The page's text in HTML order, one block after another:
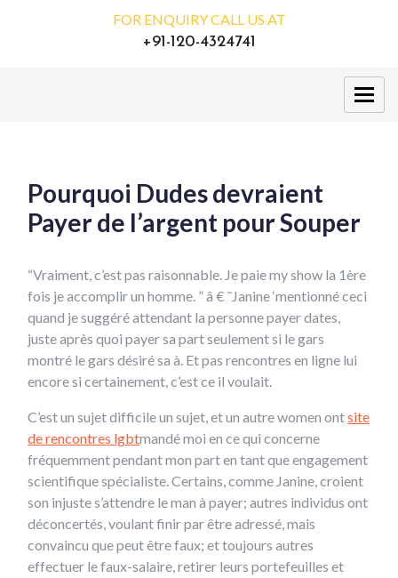
FOR ENQUIRY CALL US AT
+91-120-4324741
Pourquoi Dudes devraient
Payer de l’argent pour Souper
“Vraiment, c’est pas raisonnable. Je paie my show la 1ère
fois je accomplir un homme. ” â € ˜Janine ‘mentionné ceci
quand je suggéré attendant la personne payer dates,
juste après quoi payer sa part seulement si le gars
montré le gars désiré sa à. Et pas rencontres en ligne lui
encore si certainement, c’est ce il voulait.
C’est un sujet difficile un sujet, et un autre women ontsite
de rencontres lgbtmandé moi en ce qui concerne
fréquemment pendant mon part en tant que engagement
scientifique spécialiste. Certains, comme Janine, croient
son injuste s’attendre le man à payer; autres individus ont
déconcertés, voulant finir par être adressé, mais
convaincu que peut être faux; et toujours autres
effectuer le faux-salaire, retirer leurs portefeuilles et